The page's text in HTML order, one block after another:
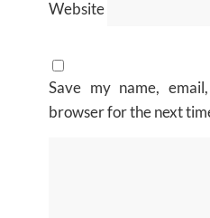
Website
Save my name,
browser for the next